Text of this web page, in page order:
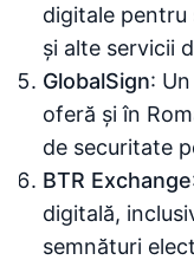
digitale
și alte servicii
GlobalSign:
oferă și în
de securitate
BTR Exchange
digitală,
semnături